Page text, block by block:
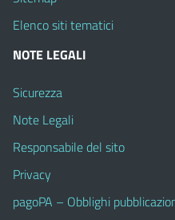
Elenco siti tematici
NOTE LEGALI
Sicurezza
Note Legali
Responsabile del sito
Privacy
pagoPA – Obblighi